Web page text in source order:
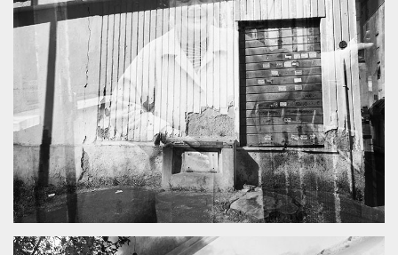
Nome
Provider /
Dominio
Scadenza Descrizione
cf_clearance
Cloudflare,
Inc.
.oooh.events
1 anno
Clearance
Cookie from
CloudFlare
stores the proof
of challenge
passed. It is
used to no
longer issue a
captcha or
jschallenge
challenge if
present. It is
required to
reach origin